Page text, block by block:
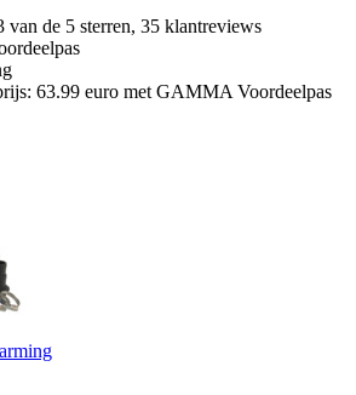
van de 5 sterren, 35 klantreviews
63.99 euro met GAMMA Voordeelpas